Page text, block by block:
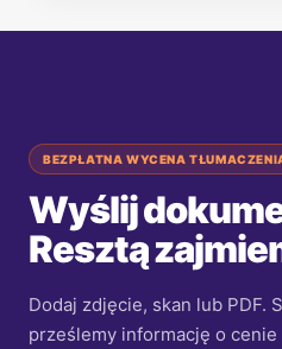
BEZPŁATNA WYCENA
Wyślij
Resztą
Dodaj zdjęcie, skan lub PDF.
prześlemy informację o